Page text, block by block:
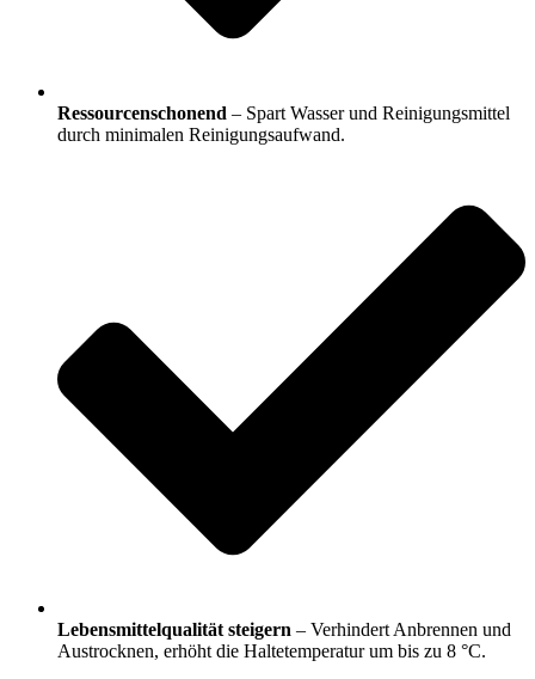
Ressourcenschonend – Spart Wasser und Reinigungsmittel
durch minimalen Reinigungsaufwand.
Lebensmittelqualität steigern – Verhindert Anbrennen und
Austrocknen, erhöht die Haltetemperatur um bis zu 8 °C.